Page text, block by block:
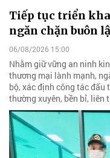
Tiếp tục triển
ngăn chặn buôn
06/08/2026 15:00
Nhằm giữ vững an ninh
thương mại lành mạnh,
bộ, xác định công tác đấu
thường xuyên, bền bỉ, liên